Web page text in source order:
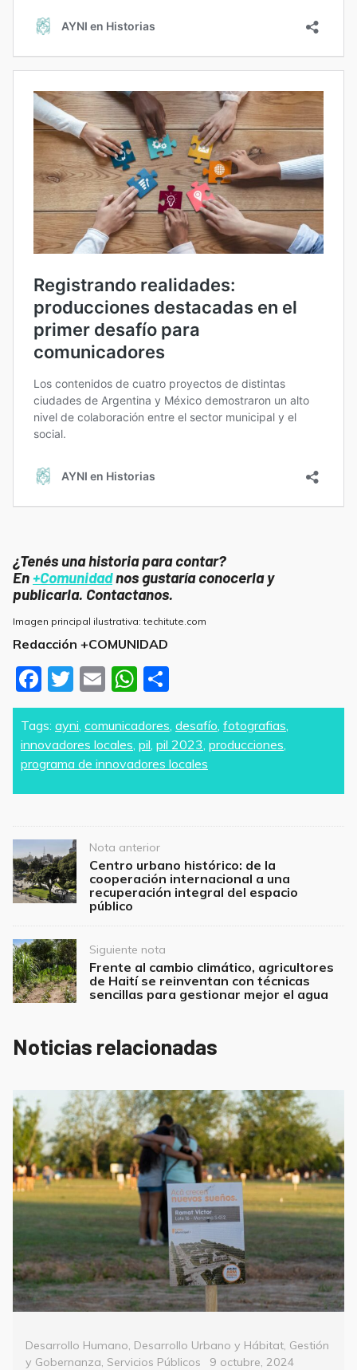
¿Tenés una historia para contar?
En+Comunidadnos gustaría conocerla y
publicarla. Contactanos.
Imagen principal ilustrativa: techitute.com
Redacción +COMUNIDAD
F
a
c
e
b
o
k
T
w
itt
er
E
m
ai
l
W
h
at
s
A
p
h
ar
e
Tags: ayni comunicadores desafío fotografias
innovadores locales pil pil 2023 producciones
programa de innovadores locales
Post
navigation
Nota anterior
Centro urbano histórico: de la
cooperación internacional a una
recuperación integral del espacio
público
Siguiente nota
Frente al cambio climático, agricultores
de Haití se reinventan con técnicas
sencillas para gestionar mejor el agua
Noticias relacionadas
Categorías
Desarrollo Humano, Desarrollo Urbano y Hábitat, Gestión
y Gobernanza, Servicios Públicos Posted
9 octubre, 2024